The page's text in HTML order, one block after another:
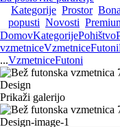
Kategorije Prostor
popusti Novosti
DomovKategorijePohištvo
vzmetniceVzmetniceFutoni
...VzmetniceFutoni
Prikaži galerijo